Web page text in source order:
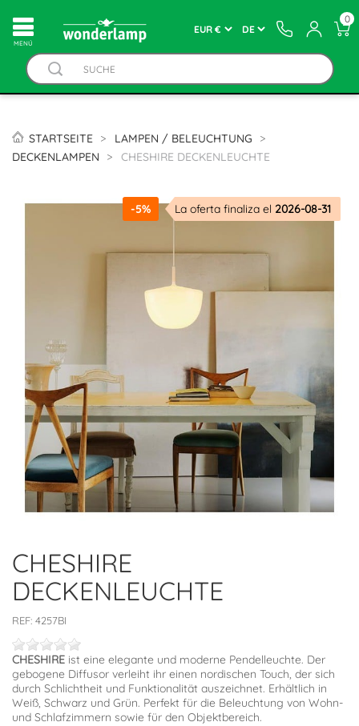
MENÚ
0
STARTSEITE
LAMPEN / BELEUCHTUNG
DECKENLAMPEN
CHESHIRE DECKENLEUCHTE
-5% La oferta finaliza el 2026-08-31
CHESHIRE
DECKENLEUCHTE
REF: 4257BI
CHESHIRE ist eine elegante und moderne Pendelleuchte. Der
gebogene Diffusor verleiht ihr einen nordischen Touch, der sich
durch Schlichtheit und Funktionalität auszeichnet. Erhältlich in
Weiß, Schwarz und Grün. Perfekt für die Beleuchtung von Wohn-
und Schlafzimmern sowie für den Objektbereich.